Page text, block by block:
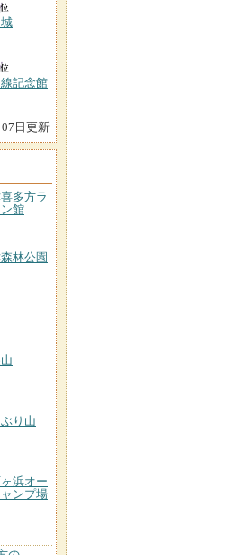
線記念館
日更新
多方ラ
館
林公園
り山
浜オー
ャンプ場